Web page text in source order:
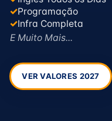
✓Programação
✓Infra Completa
E Muito Mais...
VER VALORES 2027